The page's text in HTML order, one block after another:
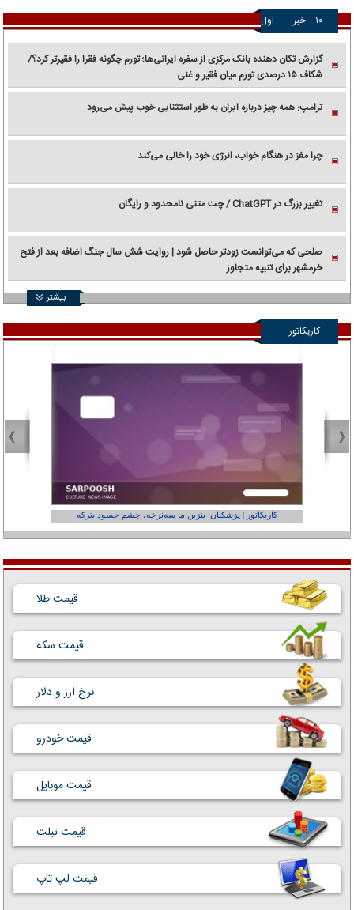
۱۰ خبر اول
گزارش تکان‌ دهنده بانک مرکزی از سفره ایرانی‌ها؛ تورم چگونه فقرا را فقیرتر کرد؟/
شکاف ۱۵ درصدی تورم میان فقیر و غنی
ترامپ: همه چیز درباره ایران به طور استثنایی خوب پیش می‌رود
چرا مغز در هنگام خواب، انرژی خود را خالی می‌کند
تغییر بزرگ در ChatGPT / چت متنی نامحدود و رایگان
صلحی که می‌توانست زودتر حاصل شود | روایت شش سال جنگ اضافه بعد از فتح
خرمشهر برای تنبیه متجاوز
بیشتر
کاریکاتور
کاریکاتور | پزشکیان: بنزین ما سه‌نرخه، چشم حسود بترکه
قیمت طلا
قیمت سکه
نرخ ارز و دلار
قیمت خودرو
قیمت موبایل
قیمت تبلت
قیمت لپ تاپ